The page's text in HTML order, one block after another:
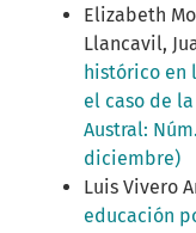
Elizabeth
Llancavil,
histórico en
el caso de
Austral:
diciembre)
Luis Vivero
educación